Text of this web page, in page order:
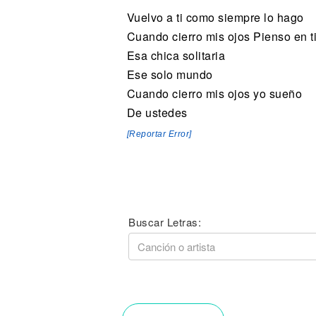
Vuelvo a ti como siempre lo hago
Cuando cierro mis ojos Pienso en ti
Esa chica solitaria
Ese solo mundo
Cuando cierro mis ojos yo sueño
De ustedes
[Reportar Error]
Buscar Letras: